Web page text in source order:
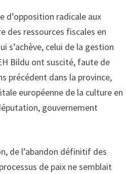
d’opposition radicale aux
des ressources fiscales en
s’achève, celui de la gestion
Bildu ont suscité, faute de
précédent dans la province,
européenne de la culture en
gouvernement
de l’abandon définitif des
de paix ne semblait